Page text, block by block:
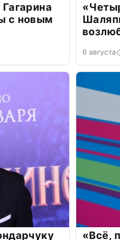
с новым
6 августа
«Всё,